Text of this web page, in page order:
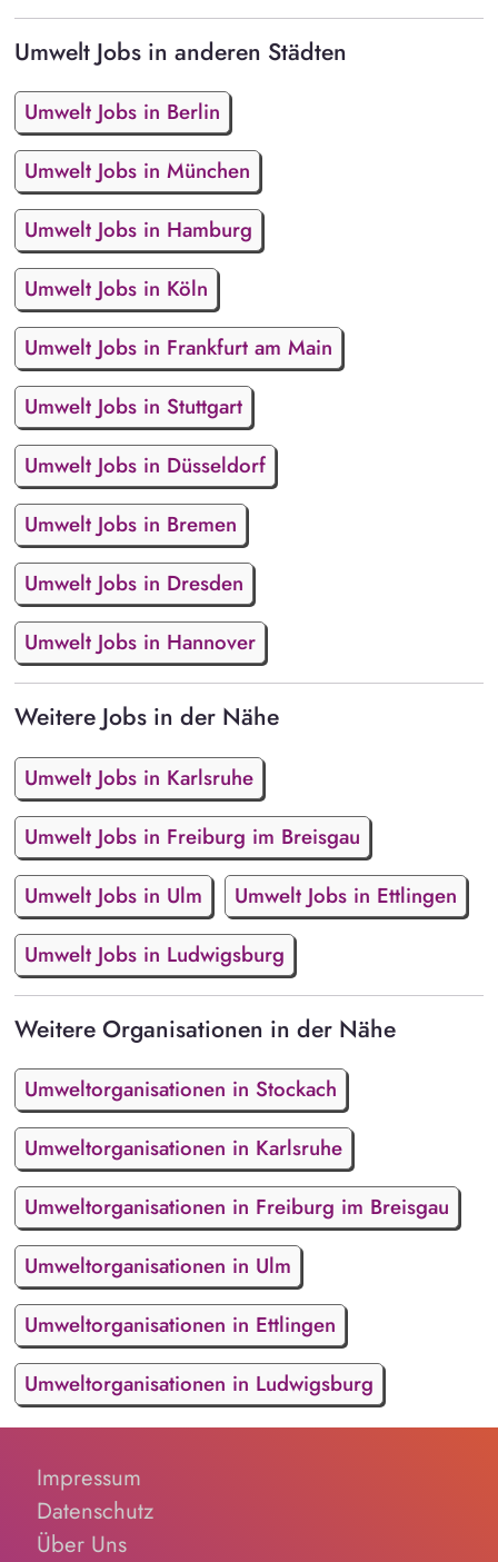
Umwelt Jobs in anderen Städten
Umwelt Jobs in Berlin
Umwelt Jobs in München
Umwelt Jobs in Hamburg
Umwelt Jobs in Köln
Umwelt Jobs in Frankfurt am Main
Umwelt Jobs in Stuttgart
Umwelt Jobs in Düsseldorf
Umwelt Jobs in Bremen
Umwelt Jobs in Dresden
Umwelt Jobs in Hannover
Weitere Jobs in der Nähe
Umwelt Jobs in Karlsruhe
Umwelt Jobs in Freiburg im Breisgau
Umwelt Jobs in Ulm
Umwelt Jobs in Ettlingen
Umwelt Jobs in Ludwigsburg
Weitere Organisationen in der Nähe
Umweltorganisationen in Stockach
Umweltorganisationen in Karlsruhe
Umweltorganisationen in Freiburg im Breisgau
Umweltorganisationen in Ulm
Umweltorganisationen in Ettlingen
Umweltorganisationen in Ludwigsburg
Impressum
Datenschutz
Über Uns